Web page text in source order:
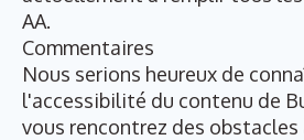
AA.
Commentaires
Nous serions heureux de
l'accessibilité du contenu de
vous rencontrez des